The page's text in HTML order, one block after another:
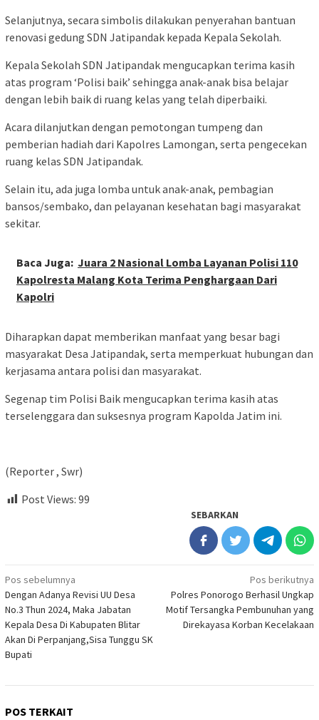
Selanjutnya, secara simbolis dilakukan penyerahan bantuan
renovasi gedung SDN Jatipandak kepada Kepala Sekolah.
Kepala Sekolah SDN Jatipandak mengucapkan terima kasih
atas program ‘Polisi baik’ sehingga anak-anak bisa belajar
dengan lebih baik di ruang kelas yang telah diperbaiki.
Acara dilanjutkan dengan pemotongan tumpeng dan
pemberian hadiah dari Kapolres Lamongan, serta pengecekan
ruang kelas SDN Jatipandak.
Selain itu, ada juga lomba untuk anak-anak, pembagian
bansos/sembako, dan pelayanan kesehatan bagi masyarakat
sekitar.
Baca Juga: Juara 2 Nasional Lomba Layanan Polisi 110
Kapolresta Malang Kota Terima Penghargaan Dari
Kapolri
Diharapkan dapat memberikan manfaat yang besar bagi
masyarakat Desa Jatipandak, serta memperkuat hubungan dan
kerjasama antara polisi dan masyarakat.
Segenap tim Polisi Baik mengucapkan terima kasih atas
terselenggara dan suksesnya program Kapolda Jatim ini.
(Reporter , Swr)
Post Views: 99
SEBARKAN
Navigasi
pos
Pos sebelumnya
Dengan Adanya Revisi UU Desa
No.3 Thun 2024, Maka Jabatan
Kepala Desa Di Kabupaten Blitar
Akan Di Perpanjang,Sisa Tunggu SK
Bupati
Pos berikutnya
Polres Ponorogo Berhasil Ungkap
Motif Tersangka Pembunuhan yang
Direkayasa Korban Kecelakaan
POS TERKAIT